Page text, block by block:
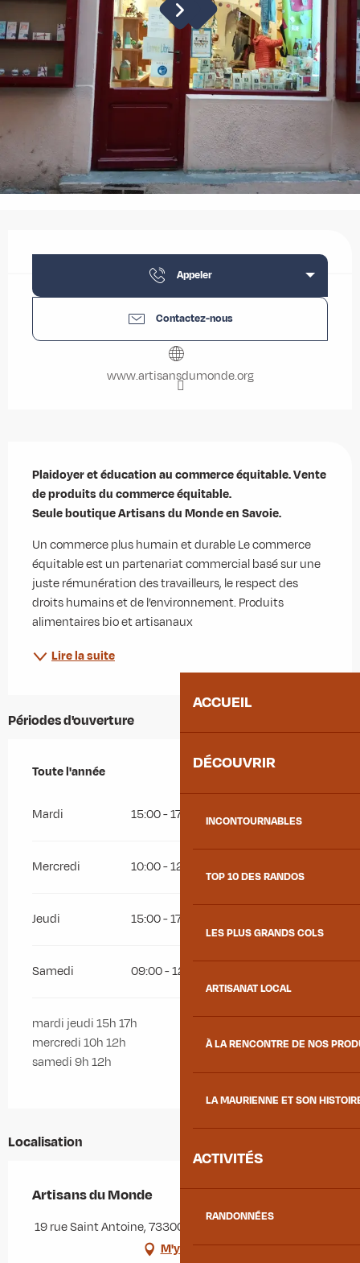
ACCUEIL
DÉCOUVRIR
INCONTOURNABLES
TOP 10 DES RANDOS
LES PLUS GRANDS COLS
ARTISANAT LOCAL
À LA RENCONTRE DE NOS
LA MAURIENNE ET SON
ACTIVITÉS
RANDONNÉES
Appeler
Contactez-nous
www.artisansdumonde.org
Plaidoyer et éducation au commerce équitable. Vente
de produits du commerce équitable.
Seule boutique Artisans du Monde en Savoie.
Un commerce plus humain et durable Le commerce
équitable est un partenariat commercial basé sur une
juste rémunération des travailleurs, le respect des
droits humains et de l’environnement. Produits
alimentaires bio et artisanaux
Lire la suite
Périodes d'ouverture
Toute l'année
Toute l'année
Mardi 15:00 - 17:00
Mercredi 10:00 - 12:00
Jeudi 15:00 - 17:00
Samedi 09:00 - 12:00
mardi jeudi 15h 17h
mercredi 10h 12h
samedi 9h 12h
Localisation
Artisans du Monde
19 rue Saint Antoine, 73300 Saint-Jean-de-Maurienne
M'y rendre